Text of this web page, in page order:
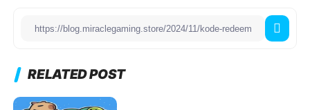
RELATED POST